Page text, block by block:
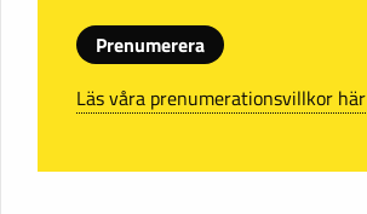
Prenumerera
Läs våra prenumerationsvillkor här